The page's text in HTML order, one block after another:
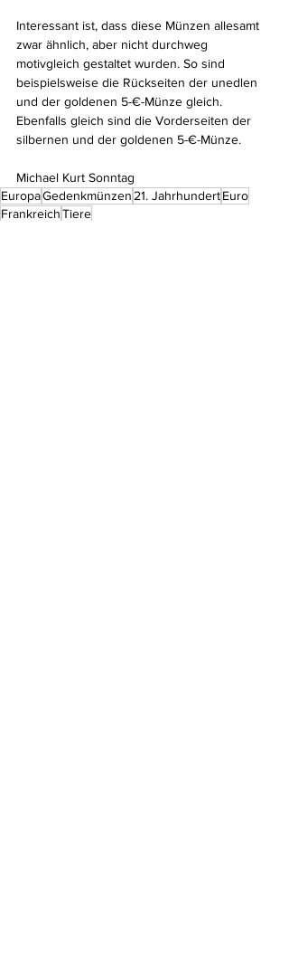
Interessant ist, dass diese Münzen allesamt
zwar ähnlich, aber nicht durchweg
motivgleich gestaltet wurden. So sind
beispielsweise die Rückseiten der unedlen
und der goldenen 5-€-Münze gleich.
Ebenfalls gleich sind die Vorderseiten der
silbernen und der goldenen 5-€-Münze.
Michael Kurt Sonntag
EuropaGedenkmünzen 21. JahrhundertEuro
FrankreichTiere